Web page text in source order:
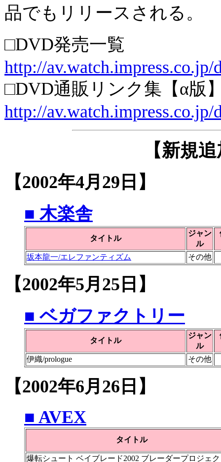
品でもリリースされる。
□DVD発売一覧
http://av.watch.impress.co.jp/
□DVD通販リンク集【α版
http://
【新規
【2002年4月29日】
■ 木楽舎
タイトル
ジャン
ル
坂本龍一/エレファンティズム その他
【2002年5月25日】
■ ベガファクトリー
タイトル
ジャン
ル
伊織/prologue その他
【2002年6月26日】
■ AVEX
タイトル
爆転シュート ベイブレード2002 ブレーダープロジェ